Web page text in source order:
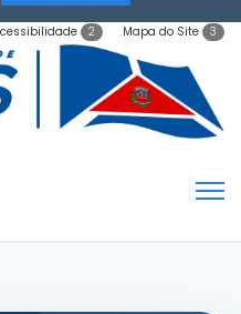
2 Mapa do Site 3